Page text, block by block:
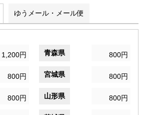
ゆうメール・メール便
1,200円 青森県 800円
800円 宮城県 800円
800円 山形県 800円